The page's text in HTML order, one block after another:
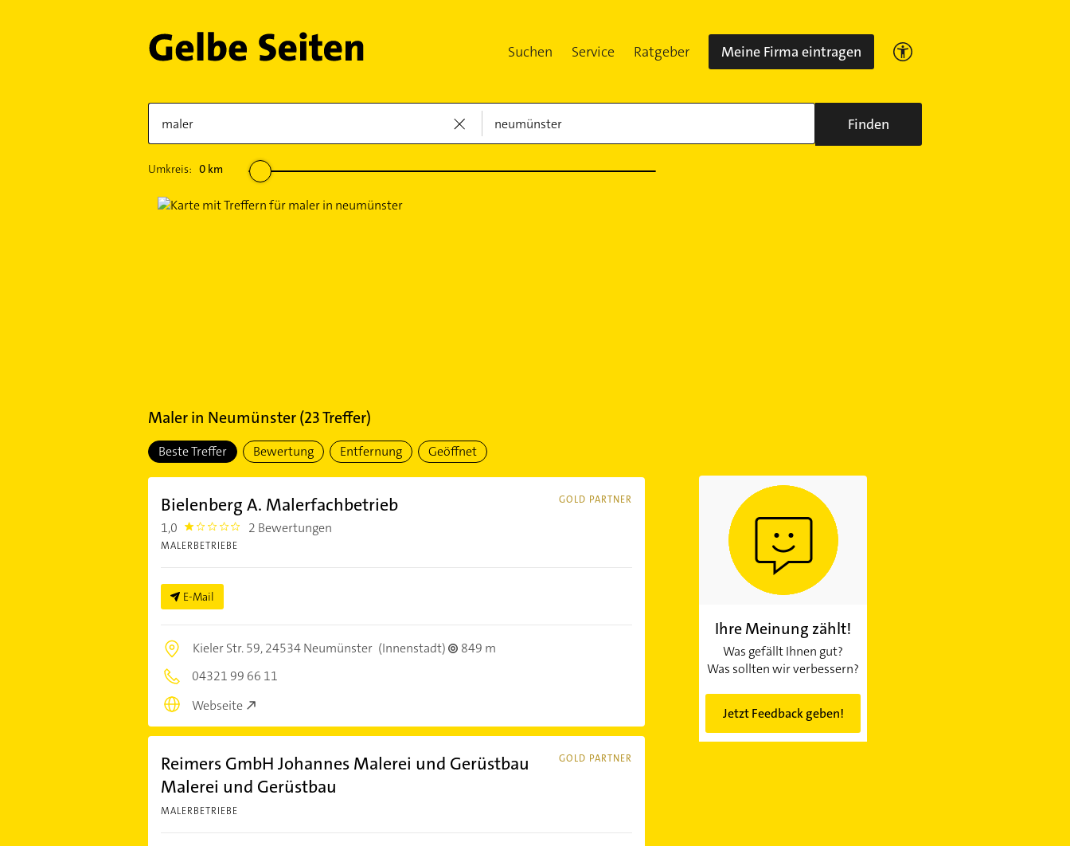
Suchen Service Ratgeber Meine Firma eintragen
Finden
Umkreis: 0km
Malerin Neumünster(23Treffer)
Beste Treffer Bewertung Entfernung Geöffnet
GOLD PARTNER
Bielenberg A. Malerfachbetrieb
1,0 1.0 2 Bewertungen
MALERBETRIEBE
E-Mail
Kieler Str. 59,24534 Neumünster (Innenstadt)
849 m
04321 99 66 11
Webseite
GOLD PARTNER
Reimers GmbH Johannes Malerei und Gerüstbau
Malerei und Gerüstbau
MALERBETRIEBE
Ihre Meinung zählt!
Was gefällt Ihnen gut?
Was sollten wir verbessern?
Jetzt Feedback geben!